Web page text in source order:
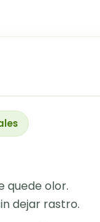
quede olor.
dejar rastro.